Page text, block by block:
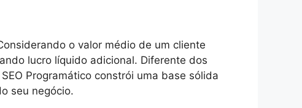
o valor médio de um cliente
lucro líquido adicional. Diferente dos
Programático constrói uma base sólida
seu negócio.